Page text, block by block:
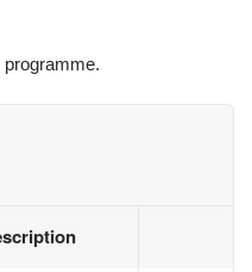
aux prestations haut de
avec rooftop et vues sur
et Bouygues Immobilier.